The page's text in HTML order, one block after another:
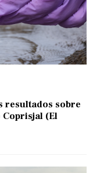
resultados sobre
(El